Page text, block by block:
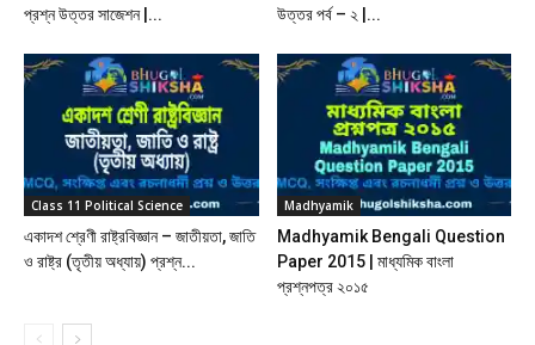
প্রশ্ন উত্তর সাজেশন |...
উত্তর পর্ব – ২ |...
Class 11 Political Science
একাদশ শ্রেণী রাষ্ট্রবিজ্ঞান – জাতীয়তা, জাতি
ও রাষ্ট্র (তৃতীয় অধ্যায়) প্রশ্ন...
Madhyamik
Madhyamik Bengali Question
Paper 2015 | মাধ্যমিক বাংলা
প্রশ্নপত্র ২০১৫